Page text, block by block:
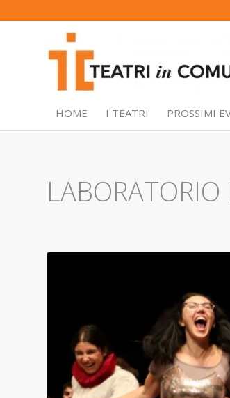
HOME I TEATRI PROSSIMI